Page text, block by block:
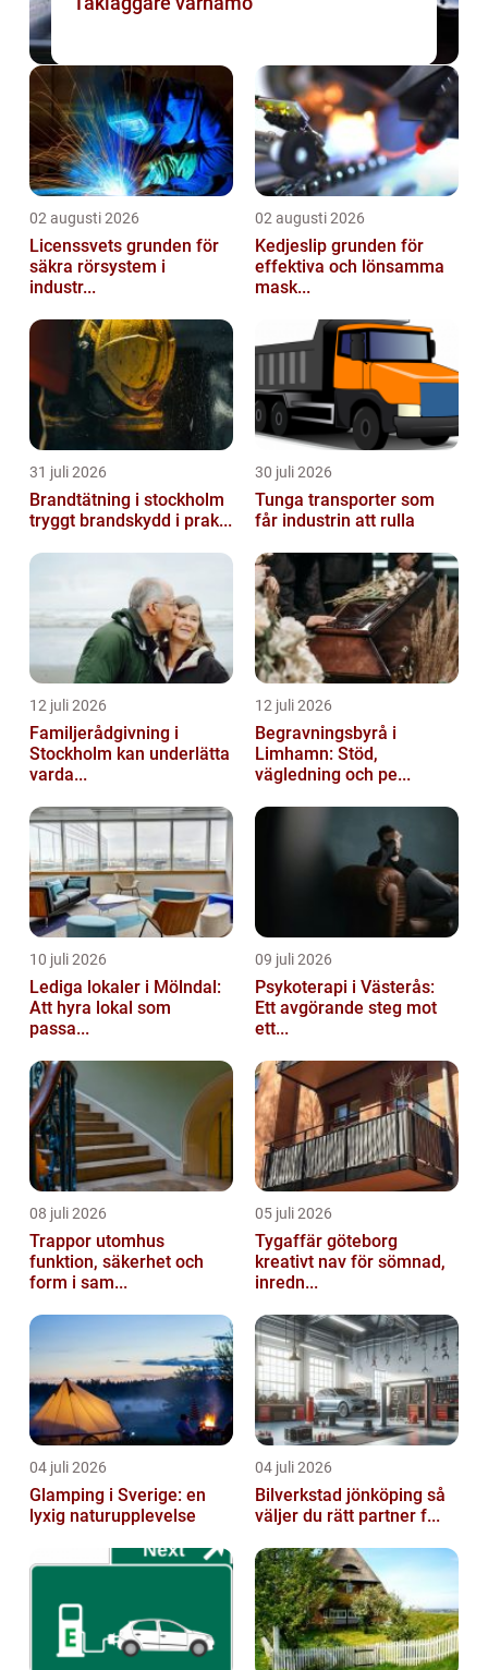
02 augusti 2026
Licenssvets grunden för
säkra rörsystem i
industr...
02 augusti 2026
Kedjeslip grunden för
effektiva och lönsamma
mask...
31 juli 2026
Brandtätning i stockholm
tryggt brandskydd i prak...
30 juli 2026
Tunga transporter som
får industrin att rulla
12 juli 2026
Familjerådgivning i
Stockholm kan underlätta
varda...
12 juli 2026
Begravningsbyrå i
Limhamn: Stöd,
vägledning och pe...
10 juli 2026
Lediga lokaler i Mölndal:
Att hyra lokal som
passa...
09 juli 2026
Psykoterapi i Västerås:
Ett avgörande steg mot
ett...
08 juli 2026
Trappor utomhus
funktion, säkerhet och
form i sam...
05 juli 2026
Tygaffär göteborg
kreativt nav för sömnad,
inredn...
04 juli 2026
Glamping i Sverige: en
lyxig naturupplevelse
04 juli 2026
Bilverkstad jönköping så
väljer du rätt partner f...